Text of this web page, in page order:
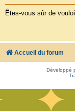
Êtes-vous sûr de
Accueil du forum
Développé